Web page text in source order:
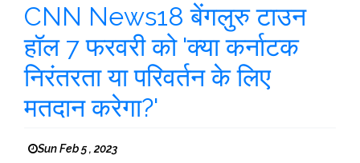
CNN News18 बेंगलुरु टाउन
हॉल 7 फरवरी को 'क्या कर्नाटक
निरंतरता या परिवर्तन के लिए
मतदान करेगा?'
Sun Feb 5 , 2023